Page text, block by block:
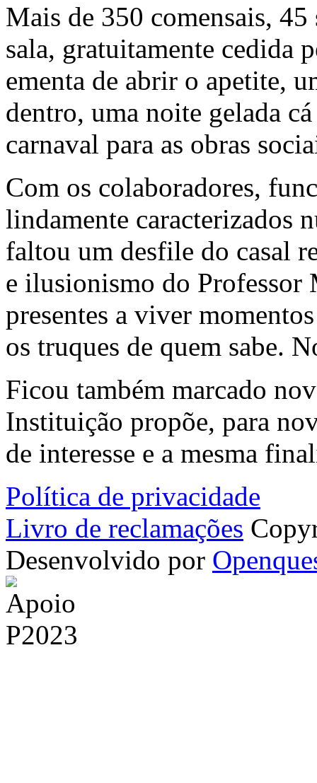
Mais de 350 comensais,
sala, gratuitamente cedida
ementa de abrir o apetite,
dentro, uma noite gelada
carnaval para as obras
Com os colaboradores,
lindamente caracterizados
faltou um desfile do casal
e ilusionismo do Professor
presentes a viver
os truques de quem sabe.
Ficou também marcado
Instituição propõe, para
de interesse e a mesma
Política de privacidade
Livro de reclamações
Desenvolvido por